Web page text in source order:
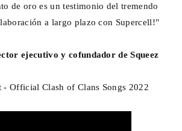
de oro es un testimonio del tremendo
a largo plazo con Supercell!"
ejecutivo y cofundador de Squeez
- Official Clash of Clans Songs 2022